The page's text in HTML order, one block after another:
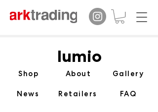
lumio
Shop About Gallery
News Retailers FAQ